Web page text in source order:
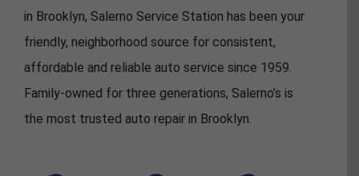
in Brooklyn, Salerno Service Station has been your
friendly, neighborhood source for consistent,
affordable and reliable auto service since 1959.
Family-owned for three generations, Salerno’s is
the most trusted auto repair in Brooklyn.